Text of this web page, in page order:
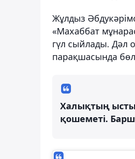
Жұлдыз
«Махаббат
гүл сыйлады. Дәл
парақшасында
Халықтың
қошеметі.